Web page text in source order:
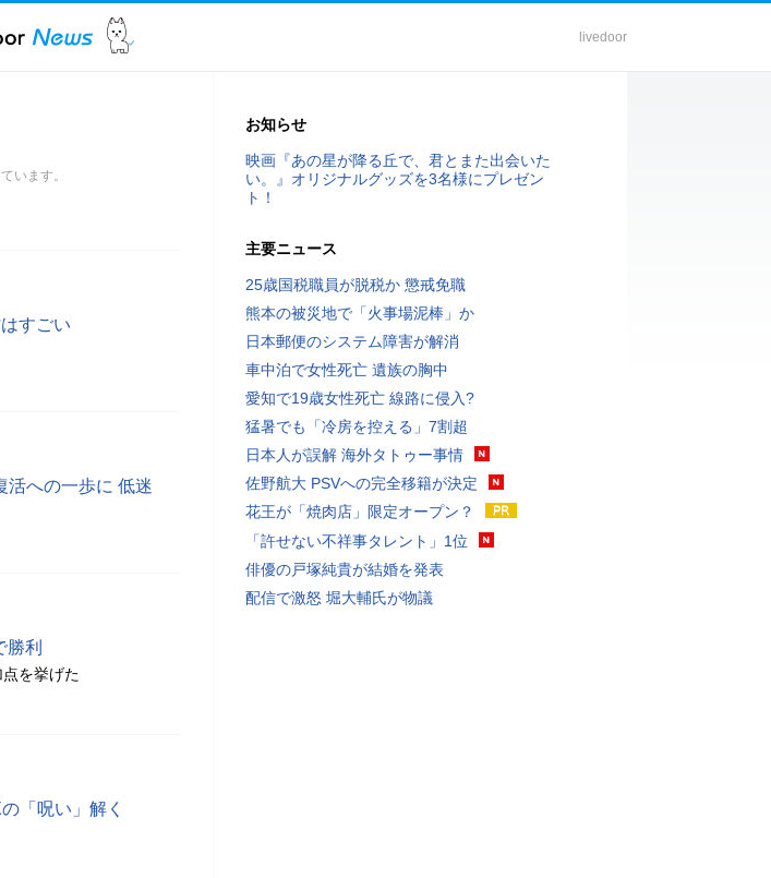
livedoor
います。
すごい
活への一歩に 低迷
勝利
を挙げた
「呪い」解く
お知らせ
映画『あの星が降る丘で、君とまた出会いた
い。』オリジナルグッズを3名様にプレゼン
ト！
主要ニュース
25歳国税職員が脱税か 懲戒免職
熊本の被災地で「火事場泥棒」か
日本郵便のシステム障害が解消
車中泊で女性死亡 遺族の胸中
愛知で19歳女性死亡 線路に侵入?
猛暑でも「冷房を控える」7割超
日本人が誤解 海外タトゥー事情
佐野航大 PSVへの完全移籍が決定
花王が「焼肉店」限定オープン？
「許せない不祥事タレント」1位
俳優の戸塚純貴が結婚を発表
配信で激怒 堀大輔氏が物議